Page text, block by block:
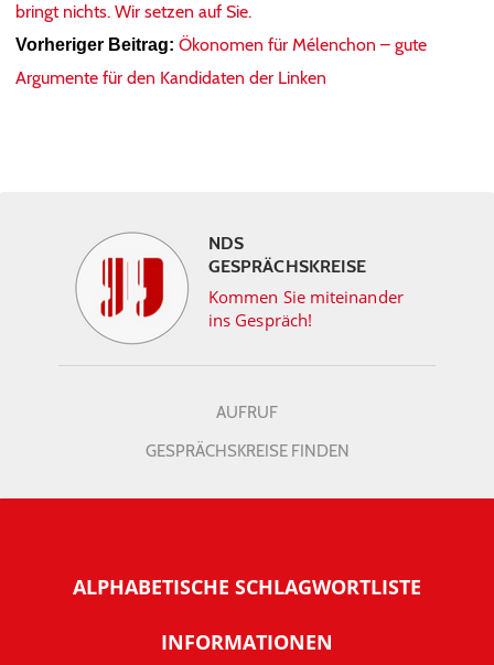
bringt nichts. Wir setzen auf Sie.
Vorheriger Beitrag: Ökonomen für Mélenchon – gute
Argumente für den Kandidaten der Linken
NDS
GESPRÄCHSKREISE
Kommen Sie miteinander
ins Gespräch!
AUFRUF
GESPRÄCHSKREISE FINDEN
ALPHABETISCHE SCHLAGWORTLISTE
INFORMATIONEN